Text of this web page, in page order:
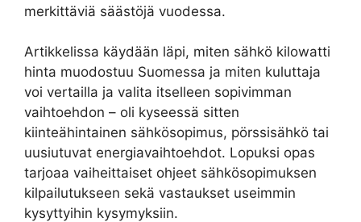
merkittäviä säästöjä vuodessa.
Artikkelissa käydään läpi, miten sähkö kilowatti
hinta muodostuu Suomessa ja miten kuluttaja
voi vertailla ja valita itselleen sopivimman
vaihtoehdon – oli kyseessä sitten
kiinteähintainen sähkösopimus, pörssisähkö tai
uusiutuvat energiavaihtoehdot. Lopuksi opas
tarjoaa vaiheittaiset ohjeet sähkösopimuksen
kilpailutukseen sekä vastaukset useimmin
kysyttyihin kysymyksiin.